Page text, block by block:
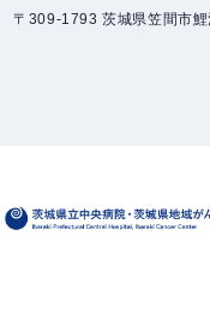
〒309-1793 茨城県笠間市